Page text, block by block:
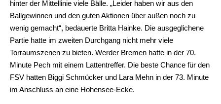
hinter der Mittellinie viele Bälle. „Leider haben wir aus den
Ballgewinnen und den guten Aktionen über außen noch zu
wenig gemacht“, bedauerte Britta Hainke. Die ausgeglichene
Partie hatte im zweiten Durchgang nicht mehr viele
Torraumszenen zu bieten. Werder Bremen hatte in der 70.
Minute Pech mit einem Lattentreffer. Die beste Chance für den
FSV hatten Biggi Schmücker und Lara Mehn in der 73. Minute
im Anschluss an eine Hohensee-Ecke.